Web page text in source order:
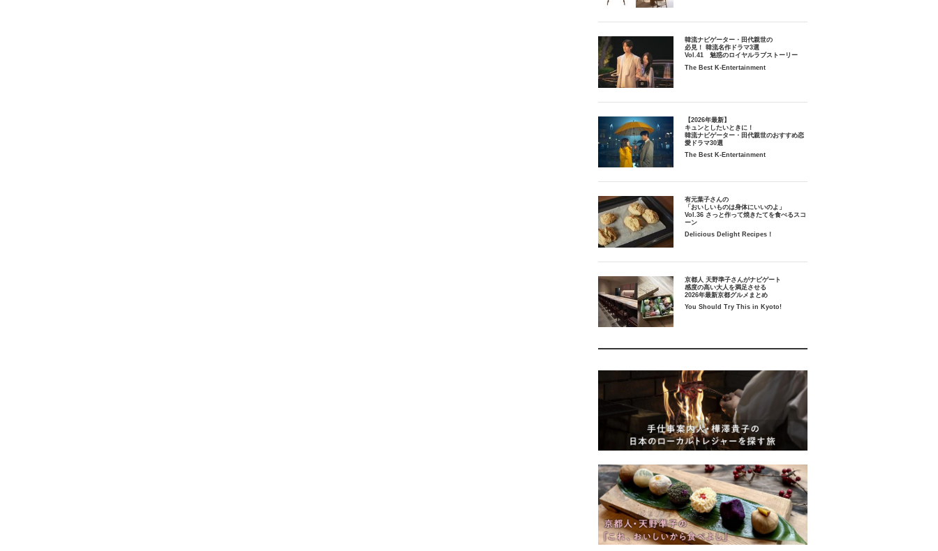
韓流ナビゲーター・田代親世の
必見！ 韓流名作ドラマ3選
Vol.41 魅惑のロイヤルラブストーリー
The Best K-Entertainment
【2026年最新】
キュンとしたいときに！
韓流ナビゲーター・田代親世のおすすめ恋
愛ドラマ30選
The Best K-Entertainment
有元葉子さんの
「おいしいものは身体にいいのよ」
Vol.36 さっと作って焼きたてを食べるスコ
ーン
Delicious Delight Recipes！
京都人 天野準子さんがナビゲート
感度の高い大人を満足させる
2026年最新京都グルメまとめ
You Should Try This in Kyoto!